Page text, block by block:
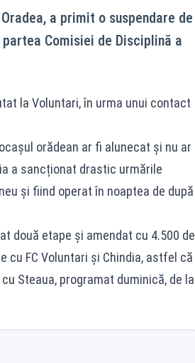
a primit o suspendare de
Comisiei de Disciplină a
la Voluntari, în urma unui contact
orădean ar fi alunecat și nu ar
a sancționat drastic urmările
și fiind operat în noaptea de după
două etape și amendat cu 4.500 de
cu FC Voluntari și Chindia, astfel că
Steaua, programat duminică, de la